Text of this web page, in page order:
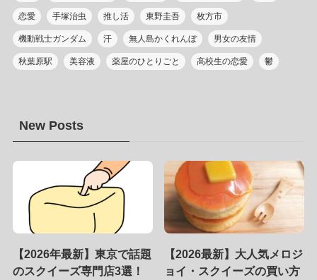
恋愛 手塚治虫 推し活 東野圭吾 枚方市
機動戦士ガンダム 汗 無人島かくれんぼ 男女の友情
秋葉原駅 美容液 薬屋のひとりごと 高校生の恋愛 鬱
New Posts
【2026年最新】東京で話題
のスクイーズ専門店3選！
【2026最新】大人気メロジ
ョイ・スクイーズの買い方